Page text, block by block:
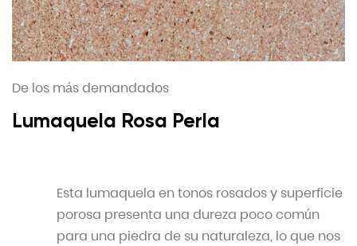
Esta lumaquela en tonos rosados y superficie
porosa presenta una dureza poco común
para una piedra de su naturaleza, lo que nos
De los más demandados
Lumaquela Rosa Perla